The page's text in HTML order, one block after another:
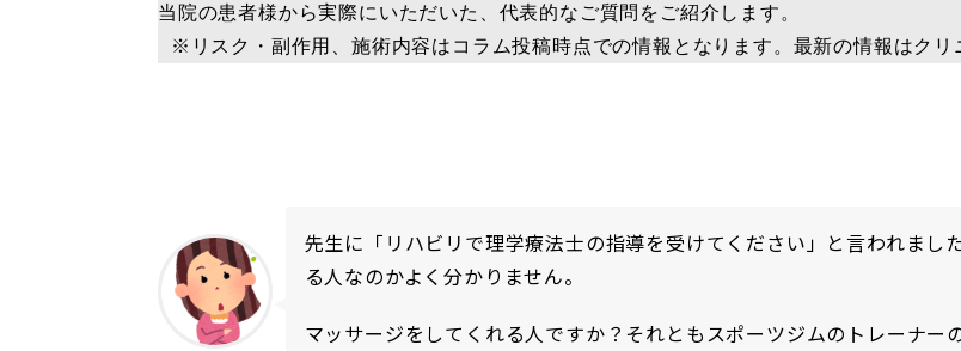
当院の患者様から実際にいただいた、代表的なご質問をご紹介します。
※リスク・副作用、施術内容はコラム投稿時点での情報となります。最新の情報はクリ
先生に「リハビリで理学療法士の指導を受けてください」と言われま
る人なのかよく分かりません。
マッサージをしてくれる人ですか？それともスポーツジムのトレーナ